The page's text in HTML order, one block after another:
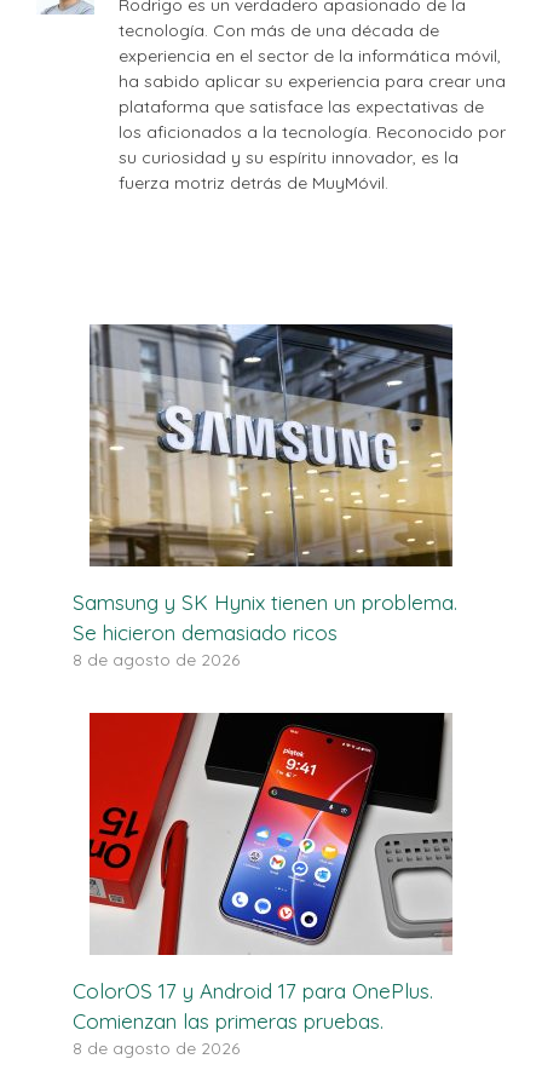
Rodrigo es un verdadero apasionado de la
tecnología. Con más de una década de
experiencia en el sector de la informática móvil,
ha sabido aplicar su experiencia para crear una
plataforma que satisface las expectativas de
los aficionados a la tecnología. Reconocido por
su curiosidad y su espíritu innovador, es la
fuerza motriz detrás de MuyMóvil.
Samsung y SK Hynix tienen un problema.
Se hicieron demasiado ricos
8 de agosto de 2026
ColorOS 17 y Android 17 para OnePlus.
Comienzan las primeras pruebas.
8 de agosto de 2026